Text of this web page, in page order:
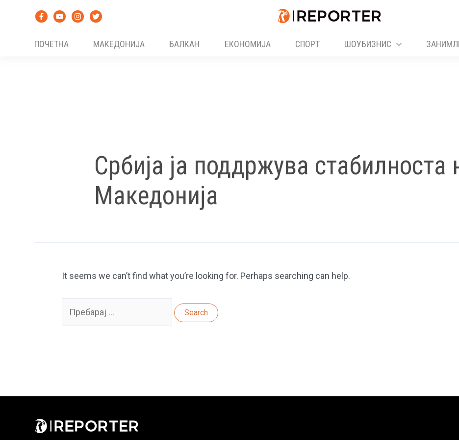
ПОЧЕТНА
МАКЕДОНИЈА БАЛКАН ЕКОНОМИЈА СПОРТ ШОУБИЗНИС
Србија ја поддржува стабилноста
Македонија
It seems we can’t find what you’re looking for. Perhaps searching can help.
for: